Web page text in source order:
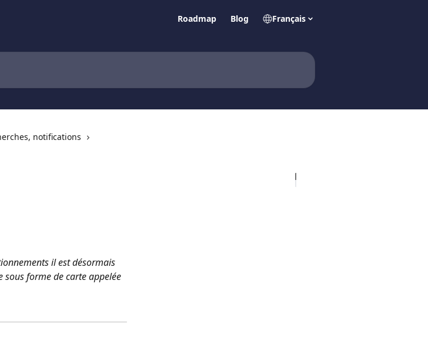
Roadmap Blog Français
notifications
il est désormais
forme de carte appelée